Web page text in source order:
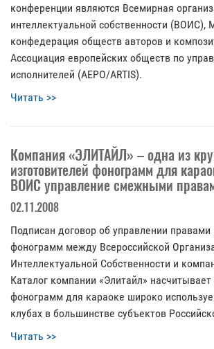
конференции являются Всемирная
интеллектуальной собственности (ВОИС),
конфедерация обществ авторов и
Ассоциация европейских обществ по
исполнителей (AEPO/ARTIS).
Читать >>
Компания «ЭЛИТАЙЛ» – одна из
изготовителей фонограмм для
ВОИС управление смежными
02.11.2008
Подписан договор об управлении правами
фонограмм между Всероссийской
Интеллектуальной Собственности и
Каталог компании «Элитайл»
фонограмм для караоке широко
клубах в большинстве субъектов
Читать >>